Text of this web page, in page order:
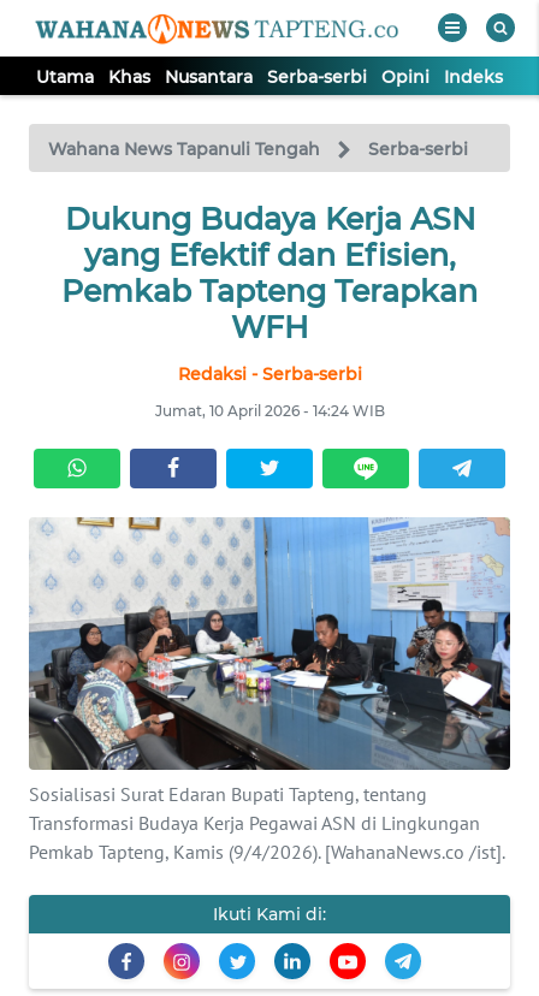
Utama Khas Nusantara Serba-serbi Opini Indeks
Wahana News Tapanuli Tengah Serba-serbi
Dukung Budaya Kerja ASN
yang Efektif dan Efisien,
Pemkab Tapteng Terapkan
WFH
Redaksi - Serba-serbi
Jumat, 10 April 2026 - 14:24 WIB
Sosialisasi Surat Edaran Bupati Tapteng, tentang
Transformasi Budaya Kerja Pegawai ASN di Lingkungan
Pemkab Tapteng, Kamis (9/4/2026). [WahanaNews.co /ist].
Ikuti Kami di:
TV
Tutup
UTAMA
KHAS
SERBI
OPINI
Informasi
INDEKS
BERITA
KONTAK
KAMI
INFO
IKLAN
TENTANG
PEDOMAN